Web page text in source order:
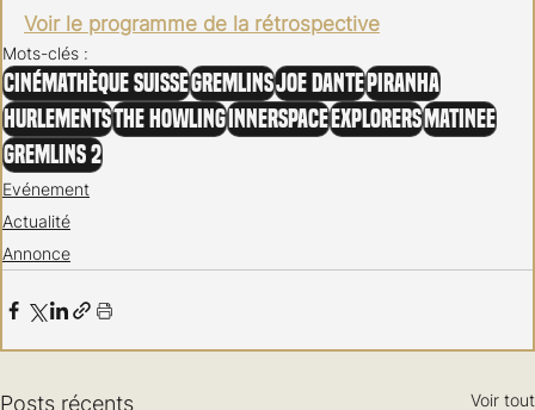
Voir le programme de la rétrospective
Mots-clés :
Cinémathèque SuisseGremlinsJoe Dante Piranha
HurlementsThe Howling Innerspace ExplorersMatinee
Gremlins 2
Evénement
Actualité
Annonce
Posts récents Voir tout